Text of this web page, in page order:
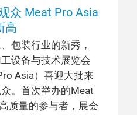
众 Meat Pro Asia
高
包装行业的新秀，
设备与技术展览会
Asia）喜迎大批来
。首次举办的Meat
质量的参与者，展会